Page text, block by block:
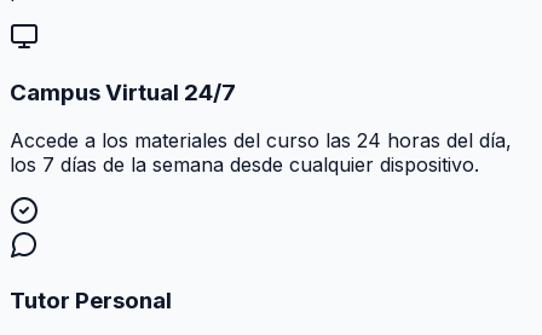
Campus Virtual 24/7
Accede a los materiales del curso las 24 horas del día,
los 7 días de la semana desde cualquier dispositivo.
Tutor Personal